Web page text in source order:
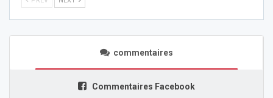
commentaires
Commentaires Facebook